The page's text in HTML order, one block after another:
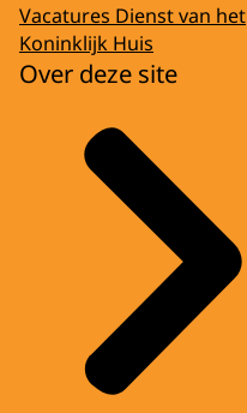
Vacatures Dienst van het
Koninklijk Huis
Over deze site